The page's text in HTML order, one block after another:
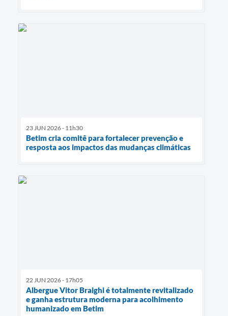
23 JUN 2026 - 11h30
Betim cria comitê para fortalecer prevenção e
resposta aos impactos das mudanças climáticas
22 JUN 2026 - 17h05
Albergue Vitor Braighi é totalmente revitalizado
e ganha estrutura moderna para acolhimento
humanizado em Betim